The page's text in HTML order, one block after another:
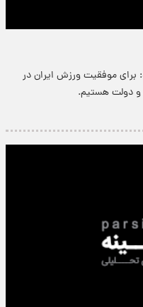
برای موفقیت ورزش ایران در
و دولت هستیم.